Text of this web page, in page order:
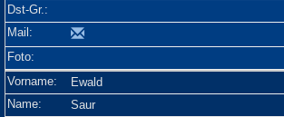
Ewald
Saur